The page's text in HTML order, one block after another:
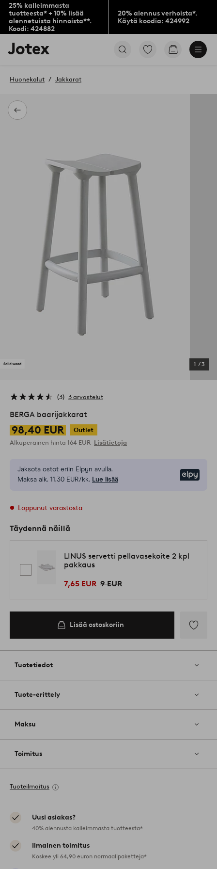
25% kalleimmasta
tuotteesta* + 10% lisää
alennetuista hinnoista**.
Koodi: 424882
20% alennus verhoista*.
Käytä koodia: 424992
Jotex-
logo
aloitussivulle
Siirry
Siirry
Takaisin
Huonekalut Jakkarat
1 /3
3 3 arvostelut
BERGA baarijakkarat
98,40 EUR
Outlet
Alkuperäinen hinta 164 EUR Lisätietoja
Jaksota ostot eriin Elpyn avulla.
Maksa alk. 11,30 EUR/kk. Lue lisää
Loppunut varastosta
Täydennä näillä
LINUS servetti pellavasekoite 2 kpl
pakkaus
7,65 EUR 9 EUR
Lisää ostoskoriin
Tuotetiedot
Tuote-erittely
Maksu
Toimitus
Tuoteilmoitus
Uusi asiakas?
40% alennusta kalleimmasta tuotteesta*
Ilmainen toimitus
Koskee yli 64,90 euron normaalipaketteja*